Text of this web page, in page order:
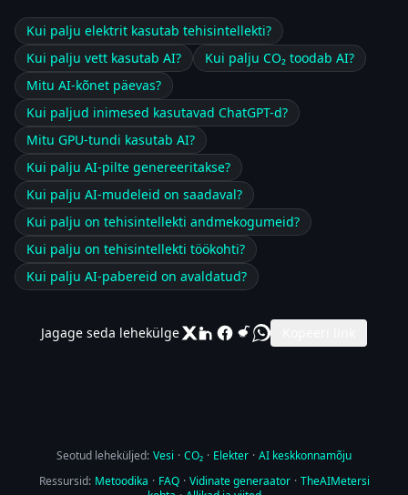
Kui palju elektrit kasutab tehisintellekti?
Kui palju vett kasutab AI?
Kui palju CO₂ toodab AI?
Mitu AI-kõnet päevas?
Kui paljud inimesed kasutavad ChatGPT-d?
Mitu GPU-tundi kasutab AI?
Kui palju AI-pilte genereeritakse?
Kui palju AI-mudeleid on saadaval?
Kui palju on tehisintellekti andmekogumeid?
Kui palju on tehisintellekti töökohti?
Kui palju AI-pabereid on avaldatud?
Jagage seda lehekülge
Seotud leheküljed: Vesi · CO₂ · Elekter · AI keskkonnamõju
Ressursid: Metoodika · FAQ · Vidinate generaator · TheAIMetersi